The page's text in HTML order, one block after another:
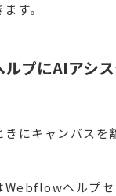
す。
プにAIアシ
きにキャンバスを
Webflowヘルプセ